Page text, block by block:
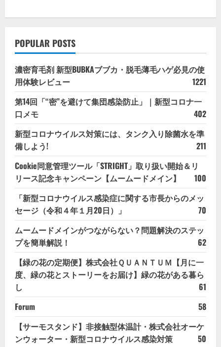
POPULAR POSTS
濃密育毛剤 新型BUBKAブブカ・脱毛薄毛ハゲ必見の使
用体験レビュー
1221
第14回「“密”を避けて集団感染防止」｜新型コロナ一
口メモ
402
新型コロナウイルス対策には、タンク入り除菌水を準
備しよう!
211
Cookie同意管理ツール「STRIGHT」取り扱い開始＆リ
リース記念キャンペーン【ムームードメイン】
100
「新型コロナウイルス感染症に関する市長からのメッ
セージ（令和４年１月20日）」
70
ムームードメインがつながらない？問題解決のステッ
プを簡単解説！
62
【緑の花の定期便】株式会社ＱＵＡＮＴＵＭ【月に一
度、緑の花とストーリーをお届け】緑の花がある暮ら
し
61
Forum
58
【サーモスタンド】非接触型体温計・株式会社オーケ
ンウォーター・新型コロナウイルス感染対策
50